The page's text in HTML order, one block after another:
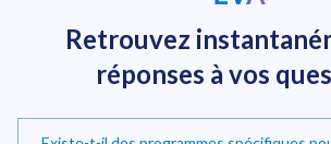
Retrouvez
réponses à vos